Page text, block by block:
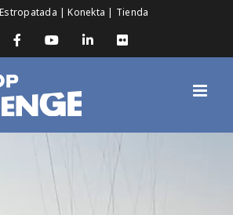
Estropatada |Konekta | Tienda
FacebookYouTubeLinkedInFlickr